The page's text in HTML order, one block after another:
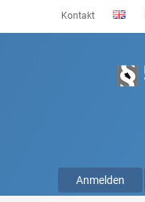
Kontakt
Anmelden